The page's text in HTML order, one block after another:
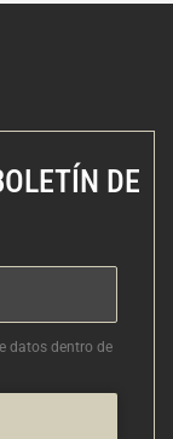
DE
datos dentro de